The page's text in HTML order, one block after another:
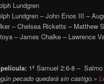
Lundgren
Lundgren – John Enos III –
– Chelsea Ricketts – Matthew
– James Chalke – Lawrence
1º Samuel 2:6-8 –
pecado quedará sin castigo.»